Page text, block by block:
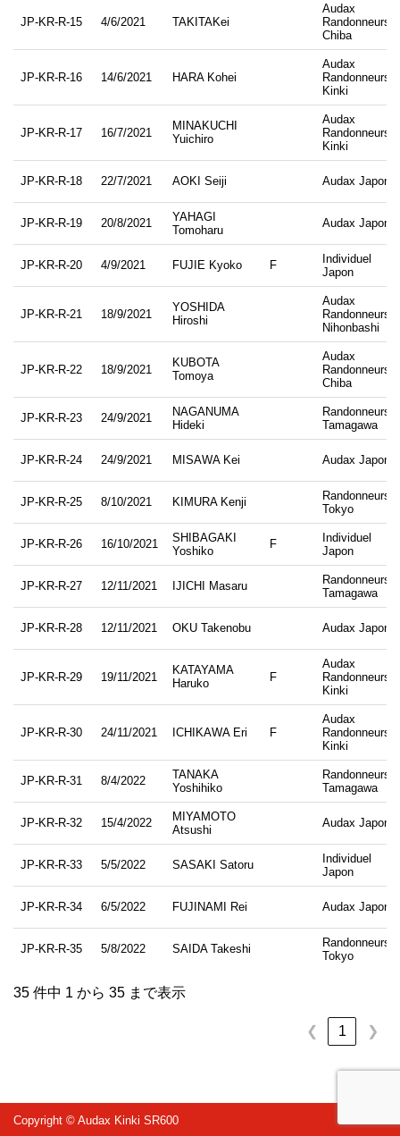
JP-KR-R-15 4/6/2021 TAKITAKei
Audax
Randonneurs
Chiba
JP-KR-R-16 14/6/2021 HARA Kohei
Audax
Randonneurs
Kinki
JP-KR-R-17 16/7/2021
MINAKUCHI
Yuichiro
Audax
Randonneurs
Kinki
JP-KR-R-18 22/7/2021 AOKI Seiji Audax Japon
JP-KR-R-19 20/8/2021
YAHAGI
Tomoharu
Audax Japon
JP-KR-R-20 4/9/2021 FUJIE Kyoko F
Individuel
Japon
JP-KR-R-21 18/9/2021
YOSHIDA
Hiroshi
Audax
Randonneurs
Nihonbashi
JP-KR-R-22 18/9/2021
KUBOTA
Tomoya
Audax
Randonneurs
Chiba
JP-KR-R-23 24/9/2021
NAGANUMA
Hideki
Randonneurs
Tamagawa
JP-KR-R-24 24/9/2021 MISAWA Kei Audax Japon
JP-KR-R-25 8/10/2021 KIMURA Kenji
Randonneurs
Tokyo
JP-KR-R-26 16/10/2021
SHIBAGAKI
Yoshiko
F
Individuel
Japon
JP-KR-R-27 12/11/2021 IJICHI Masaru
Randonneurs
Tamagawa
JP-KR-R-28 12/11/2021 OKU Takenobu Audax Japon
JP-KR-R-29 19/11/2021
KATAYAMA
Haruko
F
Audax
Randonneurs
Kinki
JP-KR-R-30 24/11/2021 ICHIKAWA Eri F
Audax
Randonneurs
Kinki
JP-KR-R-31 8/4/2022
TANAKA
Yoshihiko
Randonneurs
Tamagawa
JP-KR-R-32 15/4/2022
MIYAMOTO
Atsushi
Audax Japon
JP-KR-R-33 5/5/2022 SASAKI Satoru
Individuel
Japon
JP-KR-R-34 6/5/2022 FUJINAMI Rei Audax Japon
JP-KR-R-35 5/8/2022 SAIDA Takeshi
Randonneurs
Tokyo
35 件中 1 から 35 まで表示
❮ 1 ❯
Copyright © Audax Kinki SR600